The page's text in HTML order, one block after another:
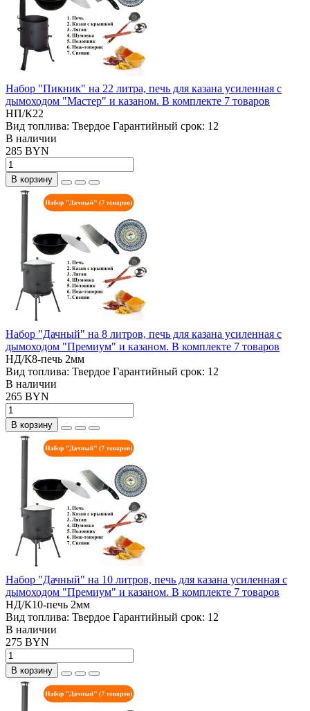
Набор "Пикник" на 22 литра, печь для казана усиленная с
дымоходом "Мастер" и казаном. В комплекте 7 товаров
НП/К22
Вид топлива: Твердое Гарантийный срок: 12
В наличии
285 BYN
В корзину
Набор "Дачный" на 8 литров, печь для казана усиленная с
дымоходом "Премиум" и казаном. В комплекте 7 товаров
НД/К8-печь 2мм
Вид топлива: Твердое Гарантийный срок: 12
В наличии
265 BYN
В корзину
Набор "Дачный" на 10 литров, печь для казана усиленная с
дымоходом "Премиум" и казаном. В комплекте 7 товаров
НД/К10-печь 2мм
Вид топлива: Твердое Гарантийный срок: 12
В наличии
275 BYN
В корзину